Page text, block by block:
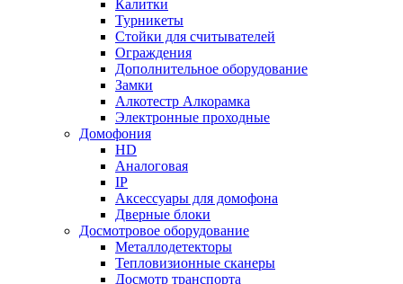
Калитки
Турникеты
Стойки для считывателей
Ограждения
Дополнительное оборудование
Замки
Алкотестр Алкорамка
Электронные проходные
Домофония
HD
Аналоговая
IP
Аксессуары для домофона
Дверные блоки
Досмотровое оборудование
Металлодетекторы
Тепловизионные сканеры
Досмотр транспорта